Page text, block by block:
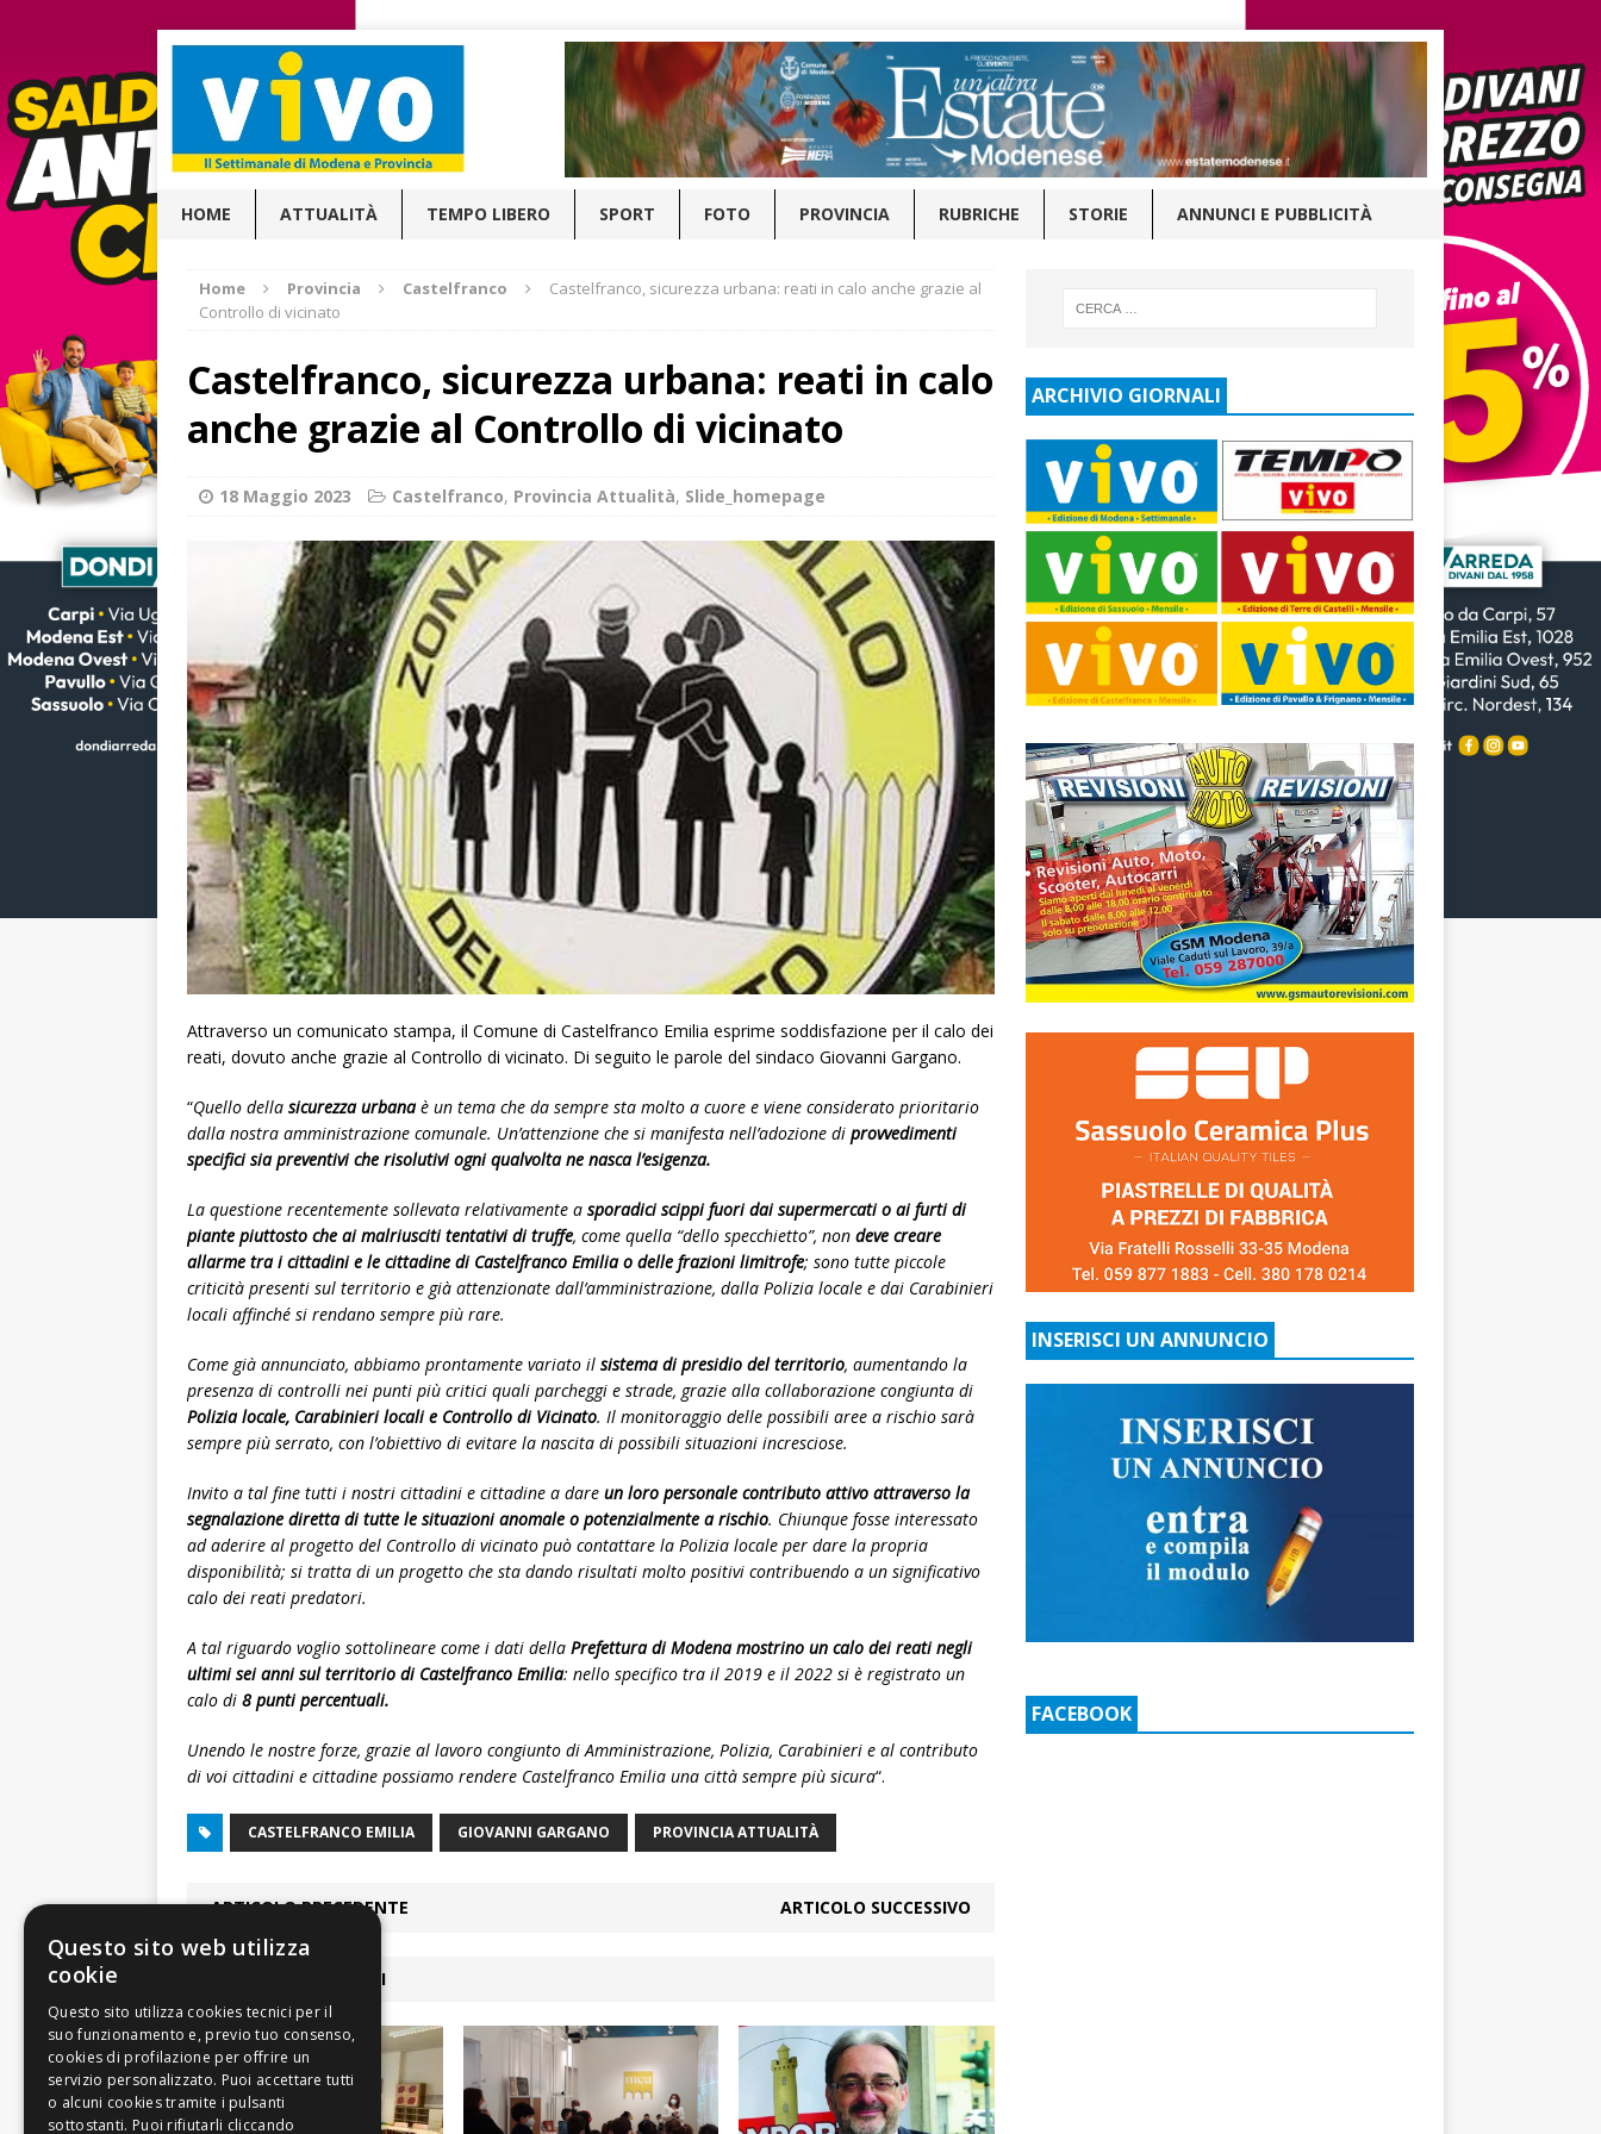
HOME ATTUALITÀ TEMPO LIBERO SPORT FOTO PROVINCIA RUBRICHE STORIE ANNUNCI E PUBBLICITÀ
Home Provincia Castelfranco
Castelfranco, sicurezza urbana: reati in calo anche grazie al
Controllo di vicinato
Castelfranco, sicurezza urbana: reati in calo
anche grazie al Controllo di vicinato
18 Maggio 2023 Castelfranco, Provincia Attualità, Slide_homepage
Attraverso un comunicato stampa, il Comune di Castelfranco Emilia esprime soddisfazione per il calo dei
reati, dovuto anche grazie al Controllo di vicinato. Di seguito le parole del sindaco Giovanni Gargano.
“Quello della sicurezza urbanaè un tema che da sempre sta molto a cuore e viene considerato prioritario
dalla nostra amministrazione comunale. Un’attenzione che si manifesta nell’adozione di provvedimenti
specifici sia preventivi che risolutivi ogni qualvolta ne nasca l’esigenza.
La questione recentemente sollevata relativamente a sporadici scippi fuori dai supermercati o ai furti di
piante piuttosto che ai malriusciti tentativi di truffe, come quella “dello specchietto”, non deve creare
allarme tra i cittadini e le cittadine di Castelfranco Emilia o delle frazioni limitrofe; sono tutte piccole
criticità presenti sul territorio e già attenzionate dall’amministrazione, dalla Polizia locale e dai Carabinieri
locali affinché si rendano sempre più rare.
Come già annunciato, abbiamo prontamente variato il sistema di presidio del territorio, aumentando la
presenza di controlli nei punti più critici quali parcheggi e strade, grazie alla collaborazione congiunta di
Polizia locale, Carabinieri locali e Controllo di Vicinato. Il monitoraggio delle possibili aree a rischio sarà
sempre più serrato, con l’obiettivo di evitare la nascita di possibili situazioni incresciose.
Invito a tal fine tutti i nostri cittadini e cittadine a dare un loro personale contributo attivo attraverso la
segnalazione diretta di tutte le situazioni anomale o potenzialmente a rischio. Chiunque fosse interessato
ad aderire al progetto del Controllo di vicinato può contattare la Polizia locale per dare la propria
disponibilità; si tratta di un progetto che sta dando risultati molto positivi contribuendo a un significativo
calo dei reati predatori.
A tal riguardo voglio sottolineare come i dati della Prefettura di Modena mostrino un calo dei reati negli
ultimi sei anni sul territorio di Castelfranco Emilia: nello specifico tra il 2019 e il 2022 si è registrato un
calo di 8 punti percentuali.
Unendo le nostre forze, grazie al lavoro congiunto di Amministrazione, Polizia, Carabinieri e al contributo
di voi cittadini e cittadine possiamo rendere Castelfranco Emilia una città sempre più sicura“.
CASTELFRANCO EMILIA GIOVANNI GARGANO PROVINCIA ATTUALITÀ
ARTICOLO PRECEDENTE ARTICOLO SUCCESSIVO
ARTICOLI COLLEGATI
ARCHIVIO GIORNALI
INSERISCI UN ANNUNCIO
FACEBOOK
Questo sito web utilizza
cookie